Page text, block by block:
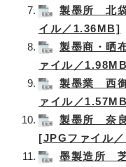
製墨所 北
イル／1.36MB]
製墨商・晒
ァイル／
製墨業 西
ァイル／
製墨所 奈
[JPGファイル
墨製造所